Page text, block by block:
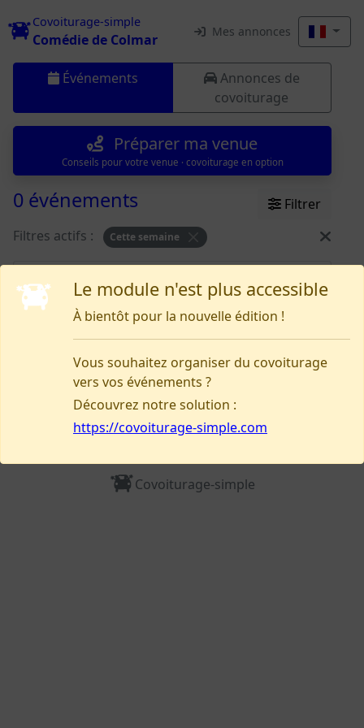
Le module n'est plus accessible
À bientôt pour la nouvelle édition !
Vous souhaitez organiser du covoiturage
vers vos événements ?
Découvrez notre solution :
https://covoiturage-simple.com
Covoiturage-simple
Comédie de Colmar Mes annonces
Événements
Annonces de
covoiturage
Préparer ma venue
Conseils pour votre venue · covoiturage en option
0 événements
Filtrer
Filtres actifs :
Cette semaine
Rien pour le moment
Besoin d’aide, signaler un problème ?
Nous contacter
Covoiturage-simple